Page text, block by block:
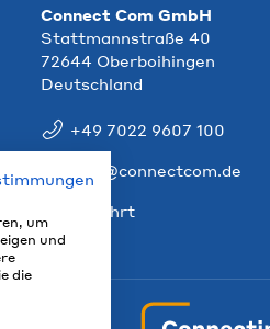
Connect Com GmbH
Stattmannstraße 40
72644 Oberboihingen
Deutschland
+49 7022 9607 100
info@connectcom.de
Anfahrt
um
und
die